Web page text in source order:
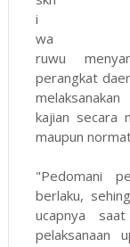
i
wa
ruwu
perangkat
kajian secara
maupun
"Pedomani
berlaku,
ucapnya
pelaksanaan